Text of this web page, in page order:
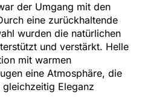
der Umgang mit den
eine zurückhaltende
wurden die natürlichen
und verstärkt. Helle
mit warmen
eine Atmosphäre, die
Eleganz